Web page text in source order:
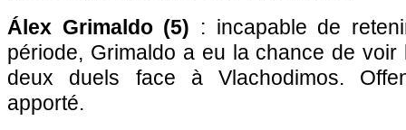
Álex Grimaldo (5) : incapable de
période, Grimaldo a eu la chance de voir
deux duels face à Vlachodimos.
apporté.